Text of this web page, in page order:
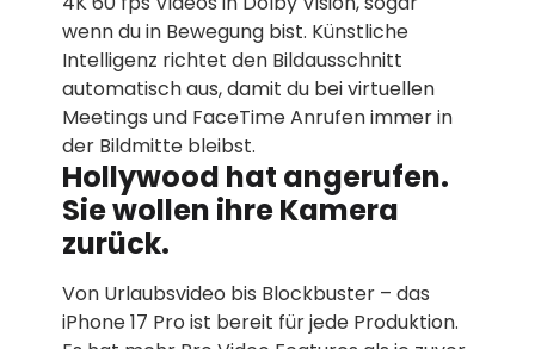
wenn du in Bewegung bist. Künstliche
Intelligenz richtet den Bildausschnitt
automatisch aus, damit du bei virtuellen
Meetings und FaceTime Anrufen immer in
der Bildmitte bleibst.
Hollywood hat angerufen.
Sie wollen ihre Kamera
zurück.
Von Urlaubsvideo bis Blockbuster – das
iPhone 17 Pro ist bereit für jede Produktion.